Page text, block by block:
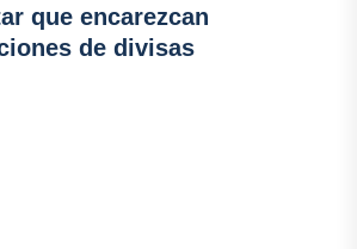
que encarezcan
de divisas